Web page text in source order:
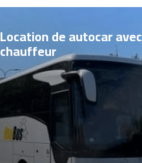
Location de autocar avec
chauffeur